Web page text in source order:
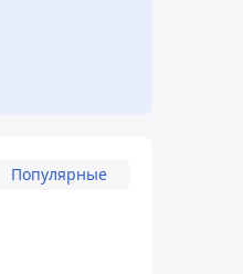
Популярные